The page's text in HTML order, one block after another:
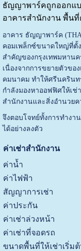
ธัญญาพาร์คถูกออกแบ
อาคารสำนักงาน พื้นที่
อาคาร ธัญญาพาร์ค
คอมเพล็กซ์ขนาดใหญ่ที่ตั้
สำคัญของกรุงเทพมหาน
เนื่องจากการขยายตัวข
คมนาคม ทำให้ศรีนครินท
กำลังมองหาออฟฟิศให้เ
สำนักงานและสิ่งอำนวย
จึงตอบโจทย์ทั้งการทำงา
ได้อย่างลงตัว
ค่าเช่าสำนักงาน
ค่าน้ำ
ค่าไฟฟ้า
สัญญาการเช่า
ค่าประกัน
ค่าเช่าล่วงหน้า
ค่าเช่าที่จอดรถ
ขนาดพื้นที่ให้เช่าเริ่ม